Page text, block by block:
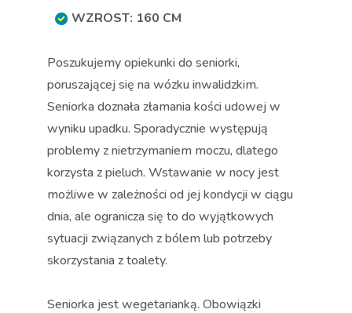
WZROST: 160 CM
Poszukujemy opiekunki do seniorki,
poruszającej się na wózku inwalidzkim.
Seniorka doznała złamania kości udowej w
wyniku upadku. Sporadycznie występują
problemy z nietrzymaniem moczu, dlatego
korzysta z pieluch. Wstawanie w nocy jest
możliwe w zależności od jej kondycji w ciągu
dnia, ale ogranicza się to do wyjątkowych
sytuacji związanych z bólem lub potrzeby
skorzystania z toalety.
Seniorka jest wegetarianką. Obowiązki